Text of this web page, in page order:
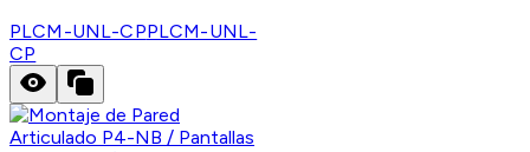
PLCM-UNL-CPPLCM-UNL-
CP